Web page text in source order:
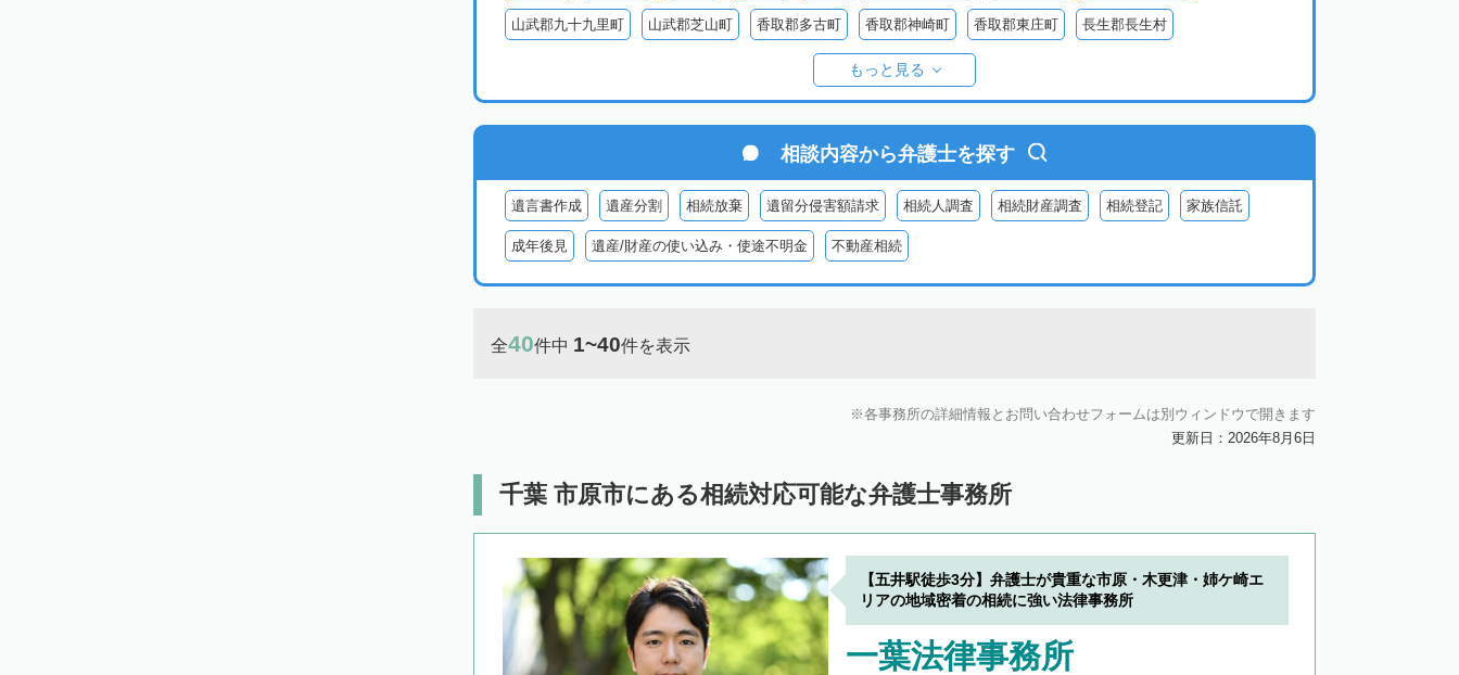
山武郡九十九里町 山武郡芝山町 香取郡多古町 香取郡神崎町 香取郡東庄町 長生郡長生村
長生郡睦沢町
安房郡鋸南町
もっと見る
相談内容から弁護士を探す
遺言書作成 遺産分割 相続放棄 遺留分侵害額請求 相続人調査 相続財産調査 相続登記 家族信託
成年後見 遺産/財産の使い込み・使途不明金 不動産相続
全40件中 1~40件を表示
各事務所の詳細情報とお問い合わせフォームは別ウィンドウで開きます
更新日：2026年8月6日
千葉 市原市にある相続対応可能な弁護士事務所
【五井駅徒歩3分】弁護士が貴重な市原・木更津・姉ケ崎エ
リアの地域密着の相続に強い法律事務所
一葉法律事務所